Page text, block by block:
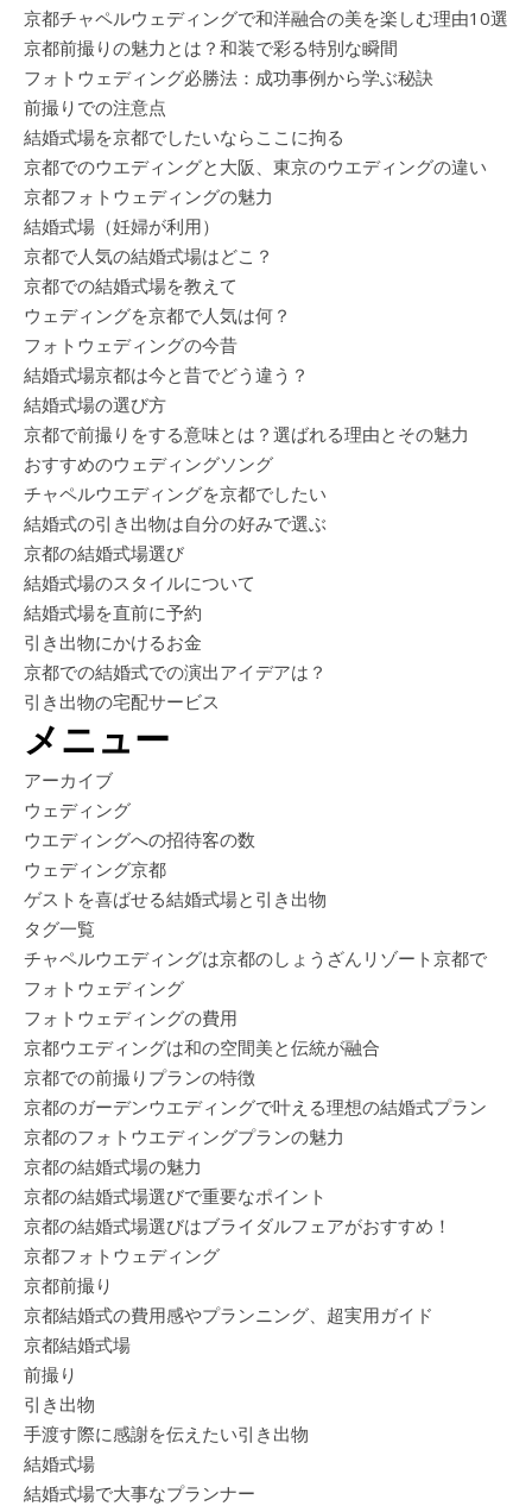
京都チャペルウェディングで和洋融合の美を楽しむ理由10選
京都前撮りの魅力とは？和装で彩る特別な瞬間
フォトウェディング必勝法：成功事例から学ぶ秘訣
前撮りでの注意点
結婚式場を京都でしたいならここに拘る
京都でのウエディングと大阪、東京のウエディングの違い
京都フォトウェディングの魅力
結婚式場（妊婦が利用）
京都で人気の結婚式場はどこ？
京都での結婚式場を教えて
ウェディングを京都で人気は何？
フォトウェディングの今昔
結婚式場京都は今と昔でどう違う？
結婚式場の選び方
京都で前撮りをする意味とは？選ばれる理由とその魅力
おすすめのウェディングソング
チャペルウエディングを京都でしたい
結婚式の引き出物は自分の好みで選ぶ
京都の結婚式場選び
結婚式場のスタイルについて
結婚式場を直前に予約
引き出物にかけるお金
京都での結婚式での演出アイデアは？
引き出物の宅配サービス
メニュー
アーカイブ
ウェディング
ウエディングへの招待客の数
ウェディング京都
ゲストを喜ばせる結婚式場と引き出物
タグ一覧
チャペルウエディングは京都のしょうざんリゾート京都で
フォトウェディング
フォトウェディングの費用
京都ウエディングは和の空間美と伝統が融合
京都での前撮りプランの特徴
京都のガーデンウエディングで叶える理想の結婚式プラン
京都のフォトウエディングプランの魅力
京都の結婚式場の魅力
京都の結婚式場選びで重要なポイント
京都の結婚式場選びはブライダルフェアがおすすめ！
京都フォトウェディング
京都前撮り
京都結婚式の費用感やプランニング、超実用ガイド
京都結婚式場
前撮り
引き出物
手渡す際に感謝を伝えたい引き出物
結婚式場
結婚式場で大事なプランナー